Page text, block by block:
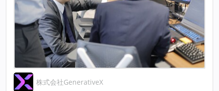
株式会社GenerativeX